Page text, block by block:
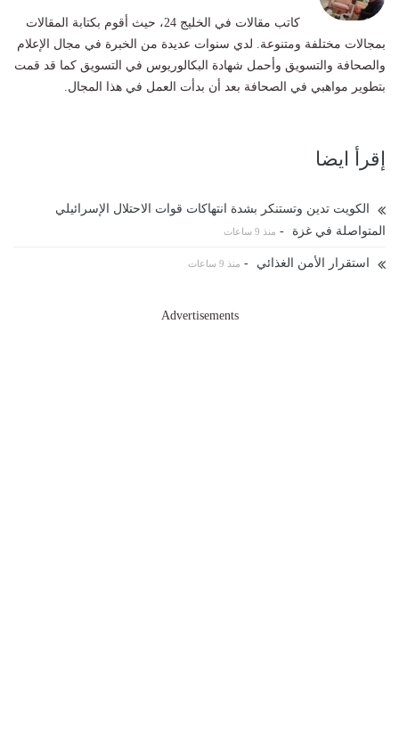
كاتب مقالات في الخليج 24، حيث أقوم بكتابة المقالات
بمجالات مختلفة ومتنوعة. لدي سنوات عديدة من الخبرة في مجال الإعلام
والصحافة والتسويق وأحمل شهادة البكالوريوس في التسويق كما قد قمت
بتطوير مواهبي في الصحافة بعد أن بدأت العمل في هذا المجال.
إقرأ ايضا
الكويت تدين وتستنكر بشدة انتهاكات قوات الاحتلال الإسرائيلي
المتواصلة في غزة
- منذ 9 ساعات
استقرار الأمن الغذائي - منذ 9 ساعات
Advertisements